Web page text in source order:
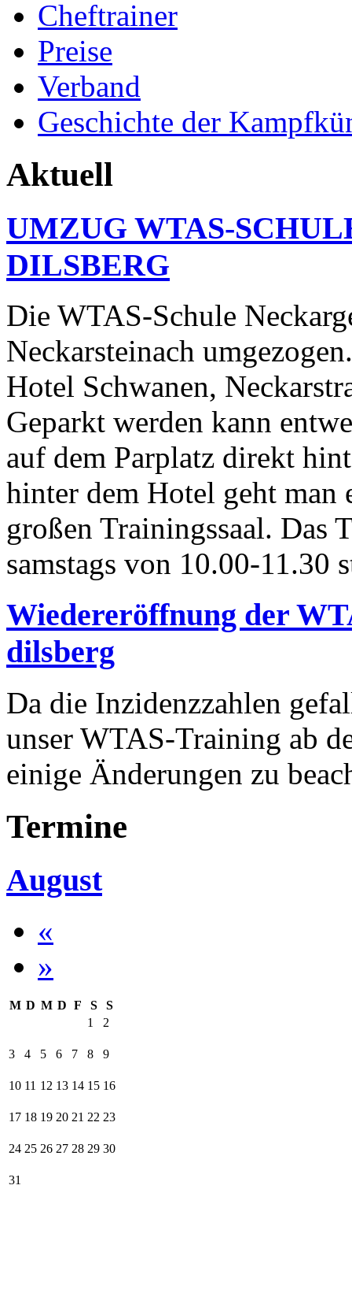
Cheftrainer
Preise
Verband
Geschichte der
Aktuell
UMZUG WTAS-
DILSBERG
Die WTAS-Schule
Neckarsteinach
Hotel Schwanen,
Geparkt werden kann
auf dem Parplatz direkt
hinter dem Hotel geht
großen Trainingssaal.
samstags von 10.00-11.30
Wiedereröffnung der
dilsberg
Da die Inzidenzzahlen
unser WTAS-Training ab
einige Änderungen zu
Termine
August
«
»
M D M D F S
S
1
2
3 4 5 6 7 8 9
10 11 12 13 14 15 16
17 18 19 20 21 22 23
24 25 26 27 28 29 30
31